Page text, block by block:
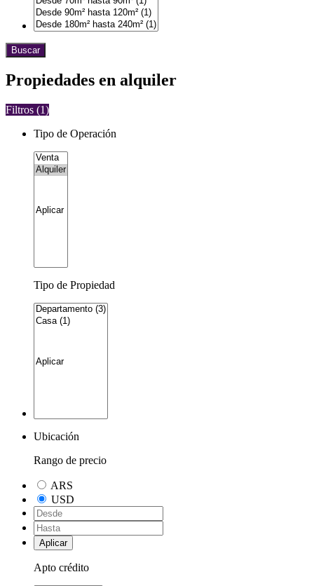
Buscar
Propiedades en alquiler
Filtros (1)
Tipo de Operación
Tipo de Propiedad
Ubicación
Rango de precio
ARS
USD
Aplicar
Apto crédito